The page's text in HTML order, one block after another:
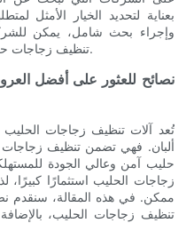
بعناية لتحديد الخيار الأمثل
وإجراء بحث شامل، يمكن
تنظيف زجاجات حليب تلبي احتياجاتها وتناسب ميزانيتها.
تُعد آلات تنظيف زجاجات
ألبان. فهي تضمن تنظيف زجاجات
حليب آمن وعالي الجودة
زجاجات الحليب استثمارًا
ممكن. في هذه المقالة، سنقدم
تنظيف زجاجات الحليب،